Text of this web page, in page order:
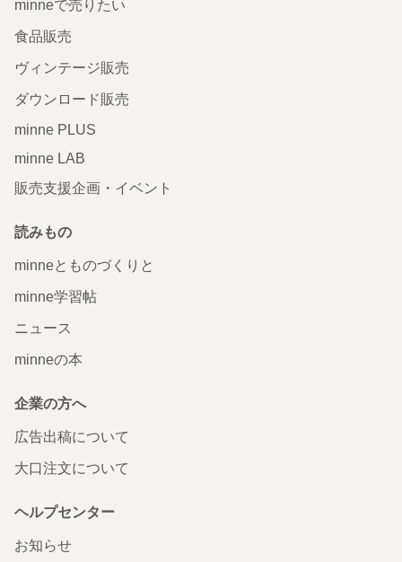
minneで売りたい
食品販売
ヴィンテージ販売
ダウンロード販売
minne PLUS
minne LAB
販売支援企画・イベント
読みもの
minneとものづくりと
minne学習帖
ニュース
minneの本
企業の方へ
広告出稿について
大口注文について
ヘルプセンター
お知らせ